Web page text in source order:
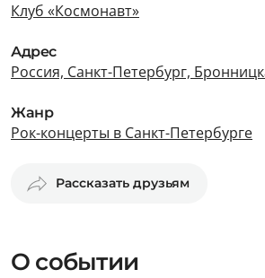
Клуб «Космонавт»
Адрес
Россия, Санкт-Петербург,
Жанр
Рок-концерты в Санкт-Петербурге
Рассказать друзьям
О событии